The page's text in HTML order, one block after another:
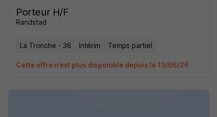
Porteur H/F
Randstad
La Tronche - 38 Intérim Temps partiel
Cette offre n’est plus disponible depuis le 13/06/26